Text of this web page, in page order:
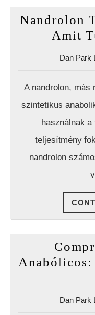
Nandrolon
Amit
Dan Park
A nandrolon, más
szintetikus
használnak
teljesítmény
nandrolon
Anabólicos:
Dan Park